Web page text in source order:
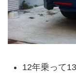
12年乗って